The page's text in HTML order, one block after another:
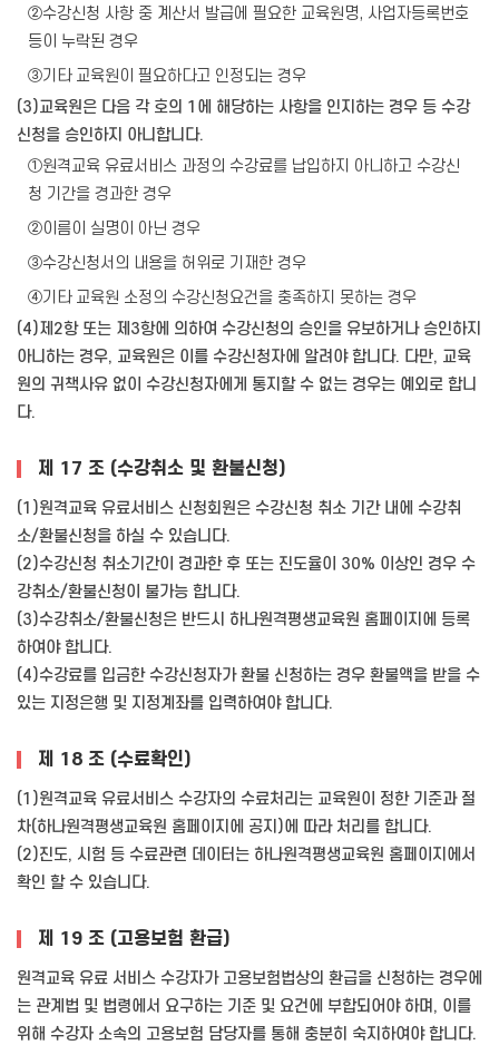
②수강신청 사항 중 계산서 발급에 필요한 교육원명, 사업자등록번호
등이 누락된 경우
③기타 교육원이 필요하다고 인정되는 경우
(3)교육원은 다음 각 호의 1에 해당하는 사항을 인지하는 경우 등 수강
신청을 승인하지 아니합니다.
①원격교육 유료서비스 과정의 수강료를 납입하지 아니하고 수강신
청 기간을 경과한 경우
②이름이 실명이 아닌 경우
③수강신청서의 내용을 허위로 기재한 경우
④기타 교육원 소정의 수강신청요건을 충족하지 못하는 경우
(4)제2항 또는 제3항에 의하여 수강신청의 승인을 유보하거나 승인하지
아니하는 경우, 교육원은 이를 수강신청자에 알려야 합니다. 다만, 교육
원의 귀책사유 없이 수강신청자에게 통지할 수 없는 경우는 예외로 합니
다.
제 17 조 (수강취소 및 환불신청)
(1)원격교육 유료서비스 신청회원은 수강신청 취소 기간 내에 수강취
소/환불신청을 하실 수 있습니다.
(2)수강신청 취소기간이 경과한 후 또는 진도율이 30% 이상인 경우 수
강취소/환불신청이 불가능 합니다.
(3)수강취소/환불신청은 반드시 하나원격평생교육원 홈페이지에 등록
하여야 합니다.
(4)수강료를 입금한 수강신청자가 환불 신청하는 경우 환불액을 받을 수
있는 지정은행 및 지정계좌를 입력하여야 합니다.
제 18 조 (수료확인)
(1)원격교육 유료서비스 수강자의 수료처리는 교육원이 정한 기준과 절
차(하나원격평생교육원 홈페이지에 공지)에 따라 처리를 합니다.
(2)진도, 시험 등 수료관련 데이터는 하나원격평생교육원 홈페이지에서
확인 할 수 있습니다.
제 19 조 (고용보험 환급)
원격교육 유료 서비스 수강자가 고용보험법상의 환급을 신청하는 경우에
는 관계법 및 법령에서 요구하는 기준 및 요건에 부합되어야 하며, 이를
위해 수강자 소속의 고용보험 담당자를 통해 충분히 숙지하여야 합니다.